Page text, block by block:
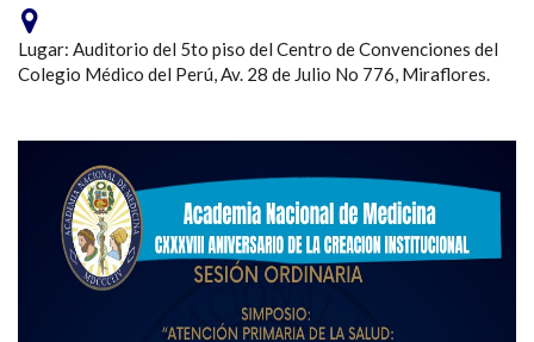
Lugar: Auditorio del 5to piso del Centro de Convenciones del
Colegio Médico del Perú, Av. 28 de Julio No 776, Miraflores.